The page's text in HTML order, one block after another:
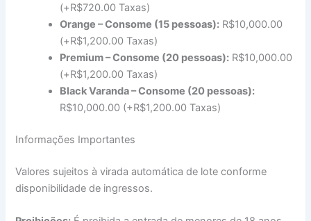
(+R$720.00 Taxas)
Orange – Consome (15 pessoas): R$10,000.00
(+R$1,200.00 Taxas)
Premium – Consome (20 pessoas): R$10,000.00
(+R$1,200.00 Taxas)
Black Varanda – Consome (20 pessoas):
R$10,000.00 (+R$1,200.00 Taxas)
Informações Importantes
Valores sujeitos à virada automática de lote conforme
disponibilidade de ingressos.